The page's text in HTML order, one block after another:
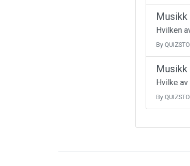
Musikk
Hvilken
By
Musikk
Hvilke
By